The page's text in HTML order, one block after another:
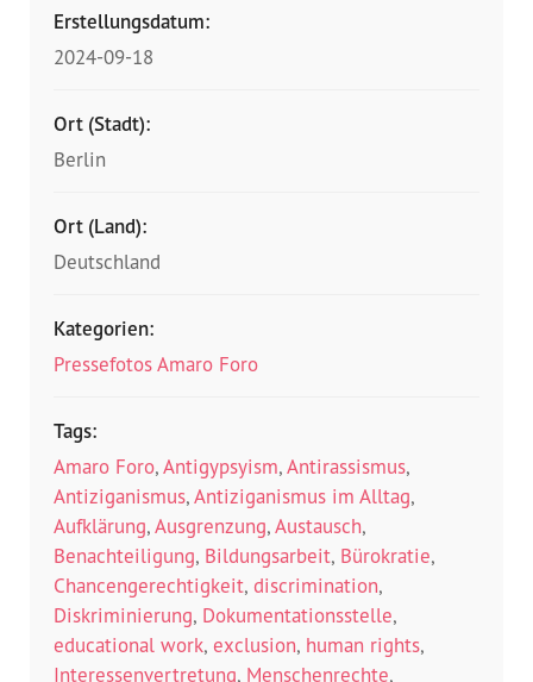
Erstellungsdatum:
2024-09-18
Ort (Stadt):
Berlin
Ort (Land):
Deutschland
Kategorien:
Pressefotos Amaro Foro
Tags:
Amaro Foro,Antigypsyism,Antirassismus,
Antiziganismus,Antiziganismus im Alltag,
Aufklärung,Ausgrenzung,Austausch,
Benachteiligung, Bildungsarbeit, Bürokratie,
Chancengerechtigkeit, discrimination,
Diskriminierung, Dokumentationsstelle,
educational work, exclusion, human rights,
Interessenvertretung, Menschenrechte,